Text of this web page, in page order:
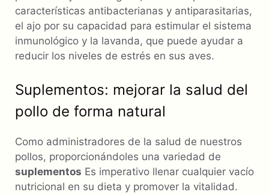
características antibacterianas y antiparasitarias,
el ajo por su capacidad para estimular el sistema
inmunológico y la lavanda, que puede ayudar a
reducir los niveles de estrés en sus aves.
Suplementos: mejorar la salud del
pollo de forma natural
Como administradores de la salud de nuestros
pollos, proporcionándoles una variedad de
suplementos Es imperativo llenar cualquier vacío
nutricional en su dieta y promover la vitalidad.